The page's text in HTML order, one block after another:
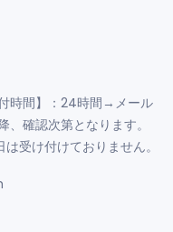
時間】：24時間→メール
確認次第となります。
受け付けておりません。